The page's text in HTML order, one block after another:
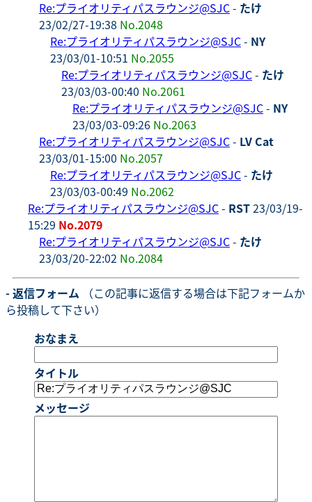
Re:プライオリティパスラウンジ@SJC- たけ
23/02/27-19:38 No.2048
Re:プライオリティパスラウンジ@SJC- NY
23/03/01-10:51 No.2055
Re:プライオリティパスラウンジ@SJC- たけ
23/03/03-00:40 No.2061
Re:プライオリティパスラウンジ@SJC- NY
23/03/03-09:26 No.2063
Re:プライオリティパスラウンジ@SJC- LV Cat
23/03/01-15:00 No.2057
Re:プライオリティパスラウンジ@SJC- たけ
23/03/03-00:49 No.2062
Re:プライオリティパスラウンジ@SJC- RST23/03/19-
15:29 No.2079
Re:プライオリティパスラウンジ@SJC- たけ
23/03/20-22:02 No.2084
- 返信フォーム （この記事に返信する場合は下記フォームか
ら投稿して下さい）
おなまえ
タイトル
メッセージ